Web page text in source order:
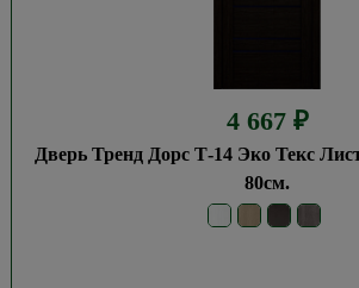
4 667 ₽
Дверь Тренд Дорс Т-14 Эко Текс
80см.